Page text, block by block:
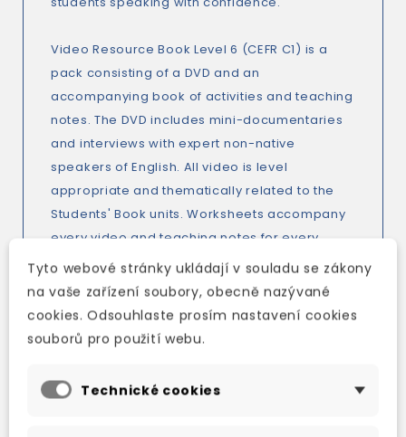
Video Resource Book Level 6 (CEFR C1) is a
pack consisting of a DVD and an
accompanying book of activities and teaching
notes. The DVD includes mini-documentaries
and interviews with expert non-native
speakers of English. All video is level
appropriate and thematically related to the
Students' Book units. Worksheets accompany
every video and teaching notes for every
worksheet guide the teacher through the
activities.
TAKÉ DOPORUČUJEME
Tyto webové stránky ukládají v souladu se zákony
na vaše zařízení soubory, obecně nazývané
cookies. Odsouhlaste prosím nastavení cookies
souborů pro použití webu.
Technické cookies